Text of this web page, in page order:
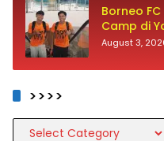
Borneo
Camp di
August 3,
>>>>
>>>>